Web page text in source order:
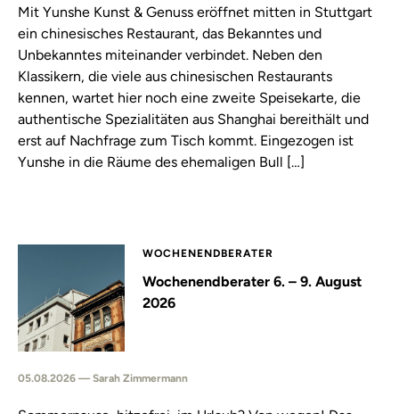
Mit Yunshe Kunst & Genuss eröffnet mitten in Stuttgart
ein chinesisches Restaurant, das Bekanntes und
Unbekanntes miteinander verbindet. Neben den
Klassikern, die viele aus chinesischen Restaurants
kennen, wartet hier noch eine zweite Speisekarte, die
authentische Spezialitäten aus Shanghai bereithält und
erst auf Nachfrage zum Tisch kommt. Eingezogen ist
Yunshe in die Räume des ehemaligen Bull […]
WOCHENENDBERATER
Wochenendberater 6. – 9. August
2026
05.08.2026 — Sarah Zimmermann